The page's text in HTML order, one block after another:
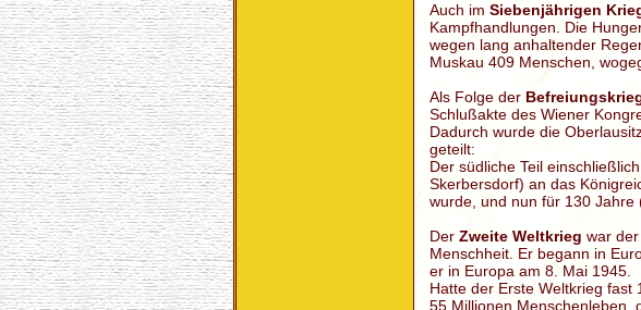
Auch im Siebenjährigen
Kampfhandlungen. Die
wegen lang anhaltender
Muskau 409 Menschen,
Als Folge der
Schlußakte des Wiener
Dadurch wurde die
geteilt:
Der südliche Teil
Skerbersdorf) an das
wurde, und nun für 130 Jahre
Der Zweite Weltkrieg war
Menschheit. Er begann in
er in Europa am 8. Mai 1945.
Hatte der Erste Weltkrieg fast
55 Millionen Menschenleben,